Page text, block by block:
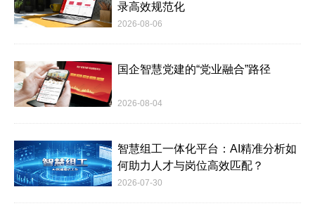
录高效规范化
2026-08-06
国企智慧党建的“党业融合”路径
2026-08-04
智慧组工一体化平台：AI精准分析如
何助力人才与岗位高效匹配？
2026-07-30